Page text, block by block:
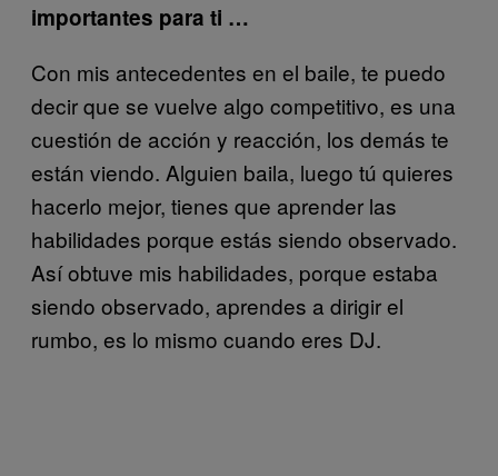
importantes para ti …
Con mis antecedentes en el baile, te puedo
decir que se vuelve algo competitivo, es una
cuestión de acción y reacción, los demás te
están viendo. Alguien baila, luego tú quieres
hacerlo mejor, tienes que aprender las
habilidades porque estás siendo observado.
Así obtuve mis habilidades, porque estaba
siendo observado, aprendes a dirigir el
rumbo, es lo mismo cuando eres DJ.